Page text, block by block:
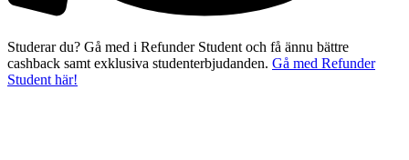
Studerar du? Gå med i Refunder Student och få ännu bättre
cashback samt exklusiva studenterbjudanden. Gå med Refunder
Student här!